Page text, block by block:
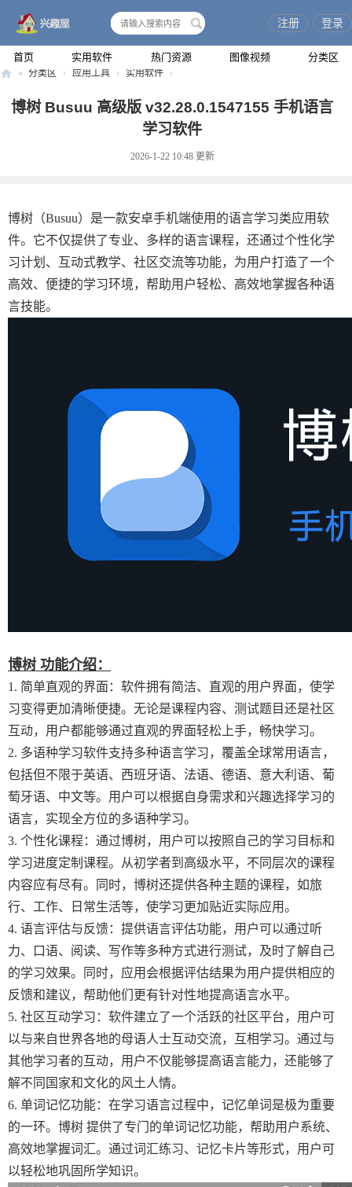
首页 实用软件 热门资源 图像视频 分类区
注册 登录
» 分类区 › 应用工具 › 实用软件 ›
博树 Busuu 高级版 v32.28.0.1547155 手机语言
学习软件
2026-1-22 10:48 更新
博树（Busuu）是一款安卓手机端使用的语言学习类应用软
件。它不仅提供了专业、多样的语言课程，还通过个性化学
习计划、互动式教学、社区交流等功能，为用户打造了一个
高效、便捷的学习环境，帮助用户轻松、高效地掌握各种语
言技能。
博树 功能介绍：
1. 简单直观的界面：软件拥有简洁、直观的用户界面，使学
习变得更加清晰便捷。无论是课程内容、测试题目还是社区
互动，用户都能够通过直观的界面轻松上手，畅快学习。
2. 多语种学习软件支持多种语言学习，覆盖全球常用语言，
包括但不限于英语、西班牙语、法语、德语、意大利语、葡
萄牙语、中文等。用户可以根据自身需求和兴趣选择学习的
语言，实现全方位的多语种学习。
3. 个性化课程：通过博树，用户可以按照自己的学习目标和
学习进度定制课程。从初学者到高级水平，不同层次的课程
内容应有尽有。同时，博树还提供各种主题的课程，如旅
行、工作、日常生活等，使学习更加贴近实际应用。
4. 语言评估与反馈：提供语言评估功能，用户可以通过听
力、口语、阅读、写作等多种方式进行测试，及时了解自己
的学习效果。同时，应用会根据评估结果为用户提供相应的
反馈和建议，帮助他们更有针对性地提高语言水平。
5. 社区互动学习：软件建立了一个活跃的社区平台，用户可
以与来自世界各地的母语人士互动交流，互相学习。通过与
其他学习者的互动，用户不仅能够提高语言能力，还能够了
解不同国家和文化的风土人情。
6. 单词记忆功能：在学习语言过程中，记忆单词是极为重要
的一环。博树 提供了专门的单词记忆功能，帮助用户系统、
高效地掌握词汇。通过词汇练习、记忆卡片等形式，用户可
以轻松地巩固所学知识。